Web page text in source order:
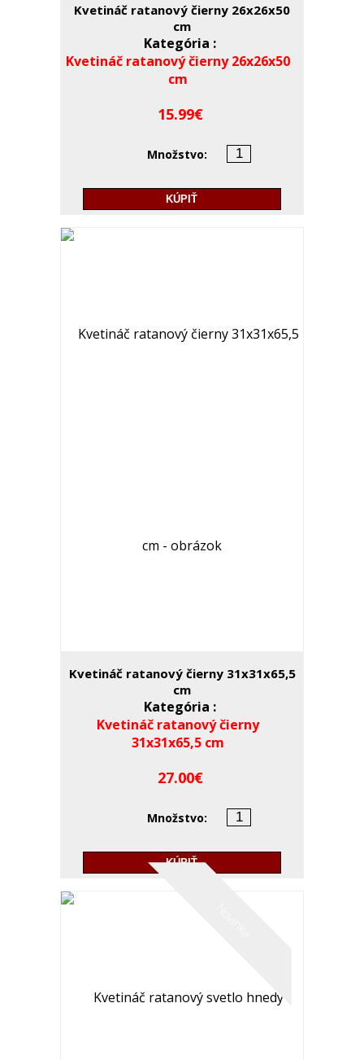
Kvetináč ratanový čierny 26x26x50
cm
Kategória :
Kvetináč ratanový čierny 26x26x50
cm
15.99
Množstvo:
KÚPIŤ
Kvetináč ratanový čierny 31x31x65,5
cm
Kategória :
Kvetináč ratanový čierny
31x31x65,5 cm
27.00
Množstvo:
KÚPIŤ